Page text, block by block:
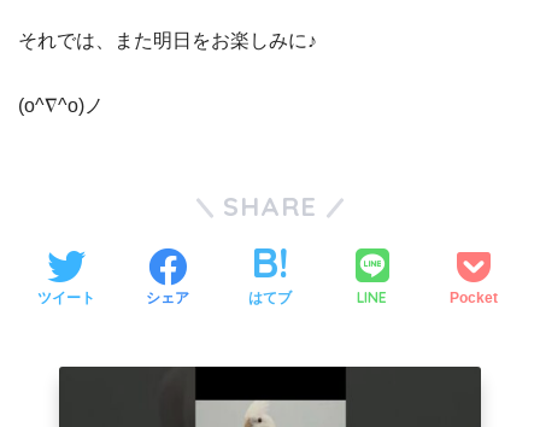
それでは、また明日をお楽しみに♪
(o^∇^o)ノ
SHARE
ツイート シェア はてブ LINE Pocket